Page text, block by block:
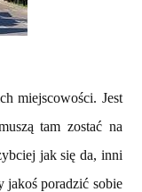
miejscowości. Jest
tam zostać na
jak się da, inni
jakoś poradzić sobie